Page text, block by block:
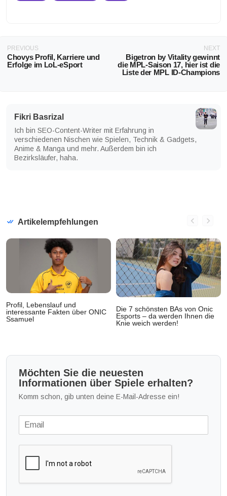
PREVIOUS
Chovys Profil, Karriere und
Erfolge im LoL-eSport
NEXT
Bigetron by Vitality gewinnt
die MPL-Saison 17, hier ist die
Liste der MPL ID-Champions
Fikri Basrizal
Ich bin SEO-Content-Writer mit Erfahrung in
verschiedenen Nischen wie Spielen, Technik & Gadgets,
Anime & Manga und mehr. Außerdem bin ich
Bezirksläufer, haha.
Artikelempfehlungen
Profil, Lebenslauf und
interessante Fakten über ONIC
Ssamuel
Die 7 schönsten BAs von Onic
Esports – da werden Ihnen die
Knie weich werden!
Möchten Sie die neuesten
Informationen über Spiele erhalten?
Komm schon, gib unten deine E-Mail-Adresse ein!